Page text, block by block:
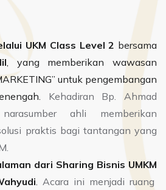
UKM Class Level 2 bersama
, yang memberikan wawasan
untuk pengembangan
Kehadiran Bp. Ahmad
ahli memberikan
praktis bagi tantangan yang
dari Sharing Bisnis UMKM
. Acara ini menjadi ruang